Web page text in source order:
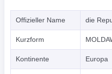
Offizieller Name die
Kurzform
Kontinente Europa